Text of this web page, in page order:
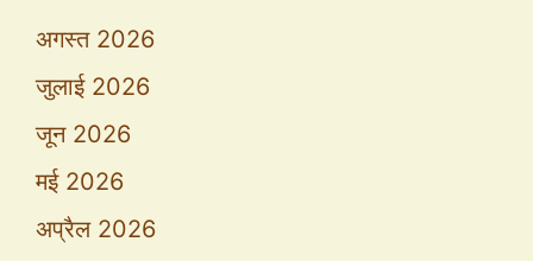
अगस्त 2026
जुलाई 2026
जून 2026
मई 2026
अप्रैल 2026